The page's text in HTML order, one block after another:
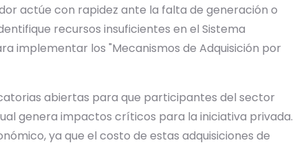
actúe con rapidez ante la falta de generación o
recursos insuficientes en el Sistema
implementar los "Mecanismos de Adquisición por
abiertas para que participantes del sector
genera impactos críticos para la iniciativa privada.
ya que el costo de estas adquisiciones de